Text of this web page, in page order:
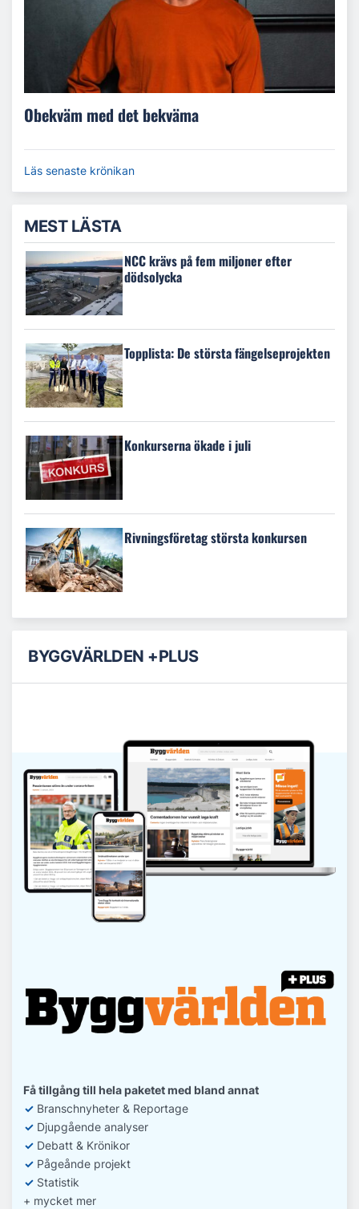
Obekväm med det bekväma
Läs senaste krönikan
MEST LÄSTA
NCC krävs på fem miljoner efter
dödsolycka
Topplista: De största fängelseprojekten
Konkurserna ökade i juli
Rivningsföretag största konkursen
BYGGVÄRLDEN +PLUS
Få tillgång till hela paketet med bland annat
✓ Branschnyheter & Reportage
✓ Djupgående analyser
✓ Debatt & Krönikor
✓ Pågeånde projekt
✓ Statistik
+ mycket mer